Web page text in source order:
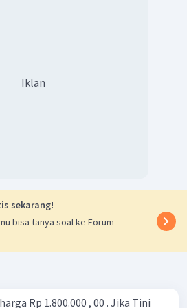
Iklan
sekarang!
bisa tanya soal ke Forum
Rp 1.800.000 , 00 . Jika Tini